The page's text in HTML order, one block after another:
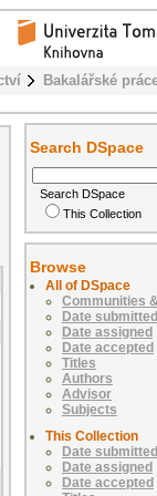
Bakalářské
Search DSpace
Search DSpace
This Collection
Browse
All of DSpace
Communities
Date submitted
Date assigned
Date accepted
Titles
Authors
Advisor
Subjects
This Collection
Date submitted
Date assigned
Date accepted